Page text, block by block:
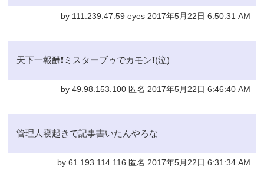
by 111.239.47.59 eyes 2017年5月22日 6:50:31 AM
天下一報酬❗ミスターブゥでカモン❗(泣)
by 49.98.153.100 匿名 2017年5月22日 6:46:40 AM
管理人寝起きで記事書いたんやろな
by 61.193.114.116 匿名 2017年5月22日 6:31:34 AM